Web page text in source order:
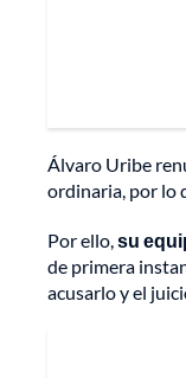
Álvaro Uribe
ordinaria, por lo
Por ello,su
de primera
acusarlo y el